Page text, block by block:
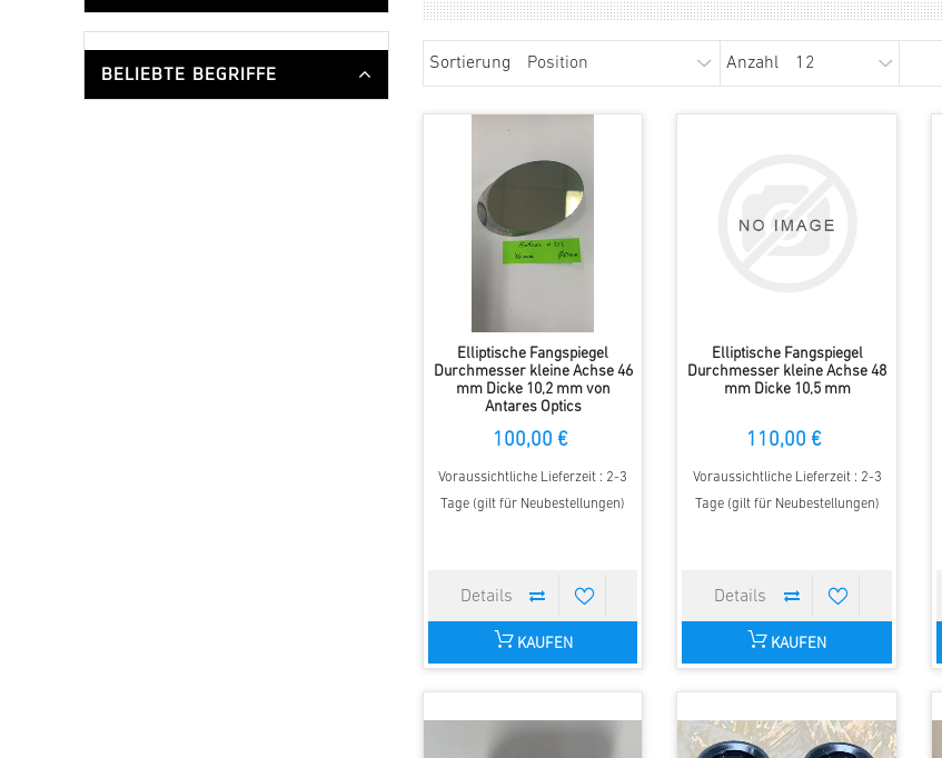
BELIEBTE BEGRIFFE
Sortierung Anzahl
Elliptische Fangspiegel
Durchmesser kleine Achse 46
mm Dicke 10,2 mm von
Antares Optics
100,00 €
Voraussichtliche Lieferzeit : 2-3
Tage (gilt für Neubestellungen)
KAUFEN
Elliptische Fangspiegel
Durchmesser kleine Achse 48
mm Dicke 10,5 mm
110,00 €
Voraussichtliche Lieferzeit : 2-3
Tage (gilt für Neubestellungen)
KAUFEN